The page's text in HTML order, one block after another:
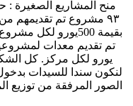
منح المشاريع الصغيرة
يورو لكل مركز. كل
لنكون سندا للسيدات
الصور المرفقة من توزيع